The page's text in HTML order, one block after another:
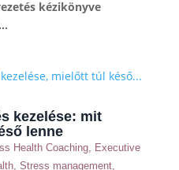
kézikönyve
kezelése: mit
lenne
Health Coaching, Executive
, Stress management,